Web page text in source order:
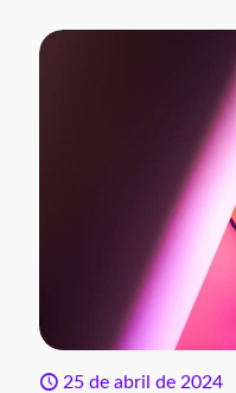
25 de abril de 2024